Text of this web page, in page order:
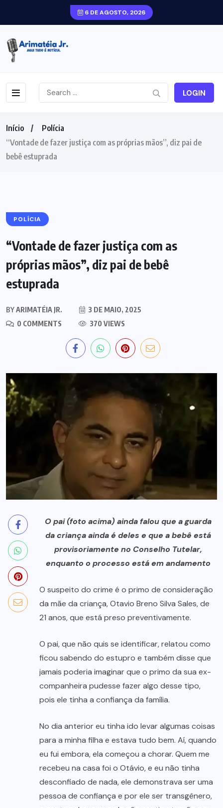
6 DE AGOSTO, 2026
LOGIN
Início
Polícia
“Vontade de fazer justiça com as próprias mãos”, diz pai de
bebê estuprada
POLÍCIA
“Vontade de fazer justiça com as
próprias mãos”, diz pai de bebê
estuprada
BYARIMATÉIA JR.
3 DE MAIO, 2025
0 COMMENTS
370 VIEWS
O pai (foto acima) ainda falou que a guarda
da criança ainda é deles e que a bebê está
provisoriamente no Conselho Tutelar,
enquanto o processo está em andamento
O suspeito do crime é o primo de consideração
da mãe da criança, Otavio Breno Silva Sales, de
21 anos, que está preso preventivamente.
O pai, que não quis se identificar, relatou como
ficou sabendo do estupro e também disse que
jamais poderia imaginar que o primo da sua ex-
companheira pudesse fazer algo desse tipo,
pois ele tinha a confiança da família.
No dia anterior eu tinha ido levar algumas coisas
para a minha filha e estava tudo bem. Aí, quando
eu fui embora, ela começou a chorar. Quem me
recebeu na casa foi o Otávio, e eu não tinha
desconfiado de nada, ele demonstrava ser uma
pessoa de confiança e por ele ser transgênero,